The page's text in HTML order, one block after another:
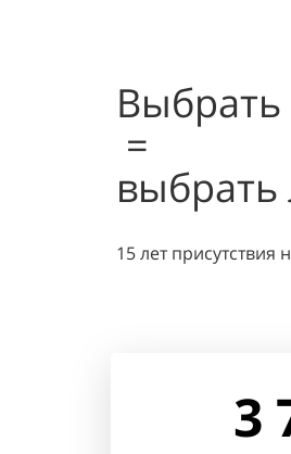
=
15 лет присутствия
3